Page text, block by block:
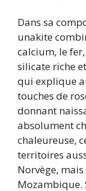
Dans sa
unakite
calcium, le
silicate riche
qui explique
touches de
donnant
absolument
chaleureuse,
territoires
Norvège,
Mozambique.